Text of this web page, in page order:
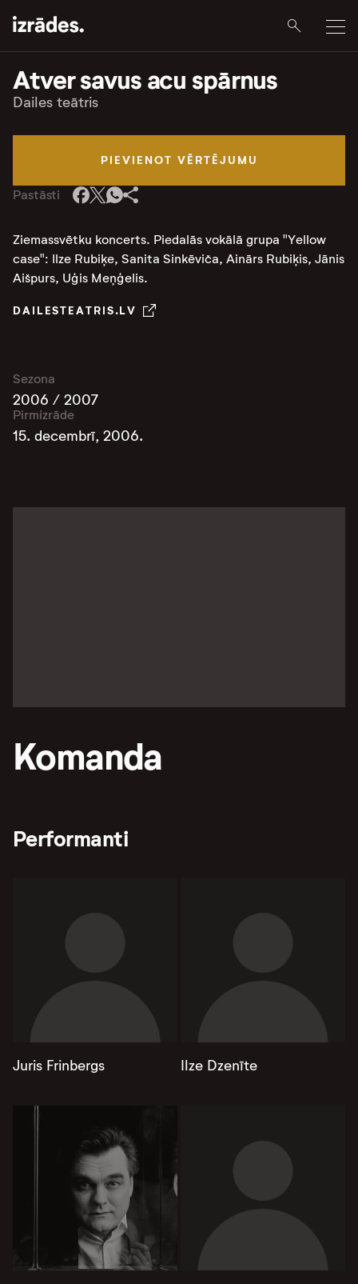
Atver savus acu spārnus
Dailes teātris
PIEVIENOT VĒRTĒJUMU
Pastāsti
Ziemassvētku koncerts. Piedalās vokālā grupa "Yellow
case": Ilze Rubiķe, Sanita Sinkēviča, Ainārs Rubiķis, Jānis
Aišpurs, Uģis Meņģelis.
DAILESTEATRIS.LV
Sezona
2006 / 2007
Pirmizrāde
15. decembrī, 2006.
Komanda
Performanti
Juris Frinbergs Ilze Dzenīte